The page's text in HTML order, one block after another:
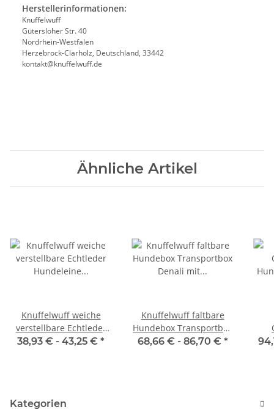
Herstellerinformationen:
Knuffelwuff
Gütersloher Str. 40
Nordrhein-Westfalen
Herzebrock-Clarholz, Deutschland, 33442
kontakt@knuffelwuff.de
Ähnliche Artikel
Knuffelwuff weiche
verstellbare Echtleder
Hundeleine Glendale
38,93 € - 43,25 € *
Knuffelwuff faltbare
Hundebox Transportbox
Denali mit
68,66 € - 86,70 € *
Kategorien